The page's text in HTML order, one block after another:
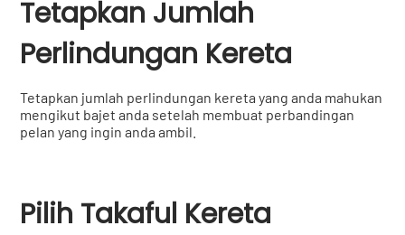
Tetapkan Jumlah
Perlindungan Kereta
Tetapkan jumlah perlindungan kereta yang anda mahukan
mengikut bajet anda setelah membuat perbandingan
pelan yang ingin anda ambil.
Pilih Takaful Kereta